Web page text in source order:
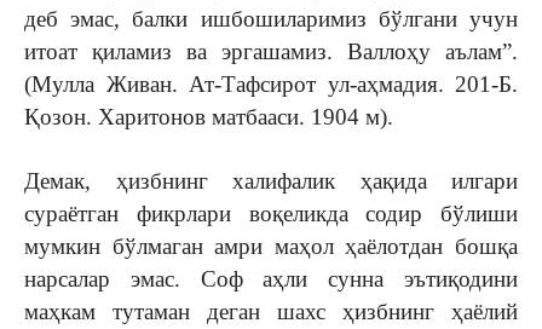
деб эмас, балки ишбошиларимиз бўлгани учун
итоат қиламиз ва эргашамиз. Валлоҳу аълам”.
(Мулла Живан. Ат-Тафсирот ул-аҳмадия. 201-Б.
Қозон. Харитонов матбааси. 1904 м).
Демак, ҳизбнинг халифалик ҳақида илгари
сураётган фикрлари воқеликда содир бўлиши
мумкин бўлмаган амри маҳол ҳаёлотдан бошқа
нарсалар эмас. Соф аҳли сунна эътиқодини
маҳкам тутаман деган шахс ҳизбнинг ҳаёлий